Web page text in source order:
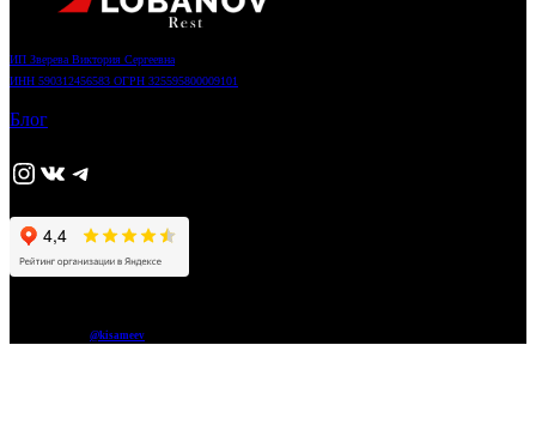
ИП Зверева Виктория Сергеевна
ИНН 590312456583 ОГРН 325595800009101
Блог
https://www.instagram.com/adjika_perm/
ВКонтакте
Telegram
@kisameev